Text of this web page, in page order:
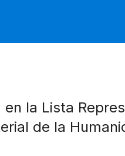
en la Lista
de la